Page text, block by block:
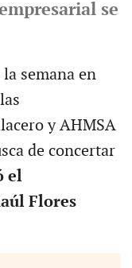
se
semana en
y AHMSA
de concertar
el
Flores